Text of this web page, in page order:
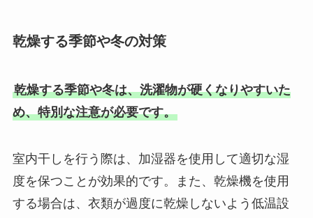
乾燥する季節や冬の対策
乾燥する季節や冬は、洗濯物が硬くなりやすいた
め、特別な注意が必要です。
室内干しを行う際は、加湿器を使用して適切な湿
度を保つことが効果的です。また、乾燥機を使用
する場合は、衣類が過度に乾燥しないよう低温設